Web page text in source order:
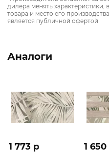
дилера менять
товара и место его
является публичной офертой
Аналоги
1 773 p 1